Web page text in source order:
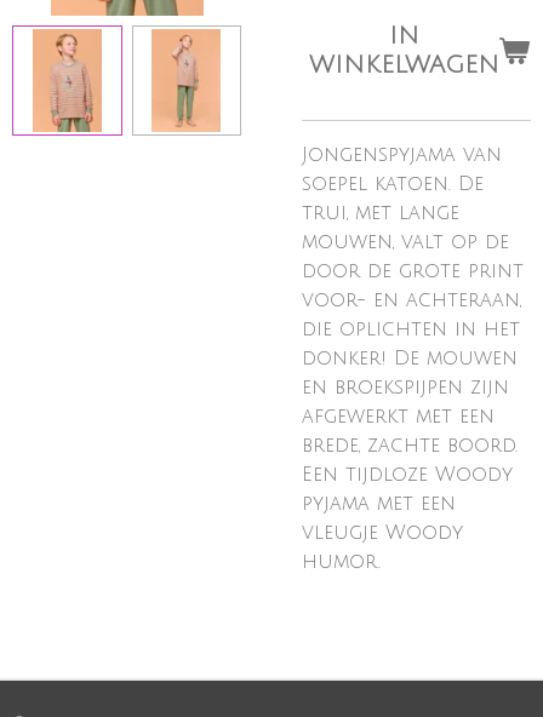
IN
WINKELWAGEN
Jongenspyjama van
soepel katoen. De
trui, met lange
mouwen, valt op de
door de grote print
voor- en achteraan,
die oplichten in het
donker! De mouwen
en broekspijpen zijn
afgewerkt met een
brede, zachte boord.
Een tijdloze Woody
pyjama met een
vleugje Woody
humor.